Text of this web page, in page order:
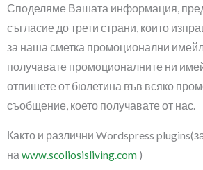
Споделяме Вашата информация,
съгласие до трети страни, които
за наша сметка промоционални
получавате промоционалните ни
отпишете от бюлетина във всяко
съобщение, което получавате от нас.
Както и различни Wordspress
на www.scoliosisliving.com )